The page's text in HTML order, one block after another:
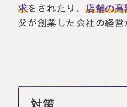
求をされたり、店舗の高
父が創業した会社の経営